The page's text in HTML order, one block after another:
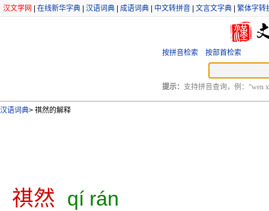
汉文学网 在线新华字典 汉语词典 成语词典 中文转拼音 文言文字典 繁体字转
按拼音检索 按部首检索
提示： 支持拼音查询，例：“wen
汉语词典> 祺然的解释
祺然 qí rán